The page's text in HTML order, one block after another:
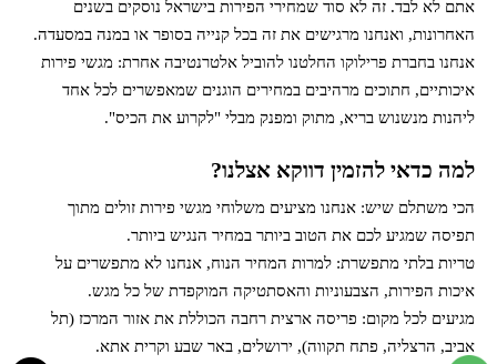
אתם לא לבד. זה לא סוד שמחירי הפירות בישראל נוסקים בשנים
האחרונות, ואנחנו מרגישים את זה בכל קנייה בסופר או במנה במסעדה.
אנחנו בחברת פרילוקו החלטנו להוביל אלטרנטיבה אחרת: מגשי פירות
איכותיים, חתוכים מרהיבים במחירים הוגנים שמאפשרים לכל אחד
ליהנות מנשנוש בריא, מתוק ומפנק מבלי "לקרוע את הכיס".
למה כדאי להזמין דווקא אצלנו?
הכי משתלם שיש: אנחנו מציעים משלוחי מגשי פירות זולים מתוך
תפיסה שמגיע לכם את הטוב ביותר במחיר הנגיש ביותר.
טריות בלתי מתפשרת: למרות המחיר הנוח, אנחנו לא מתפשרים על
איכות הפירות, הצבעוניות והאסתטיקה המוקפדת של כל מגש.
מגיעים לכל מקום: פריסה ארצית רחבה הכוללת את אזור המרכז (תל
אביב, הרצליה, פתח תקווה), ירושלים, באר שבע וקרית אתא.